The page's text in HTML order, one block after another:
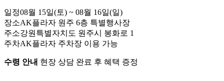
일정08월 15일(토) ~ 08월 16일(일)
장소AK플라자 원주 6층 특별행사장
주소강원특별자치도 원주시 봉화로 1
주차AK플라자 주차장 이용 가능
수령 안내 현장 상담 완료 후 혜택 증정